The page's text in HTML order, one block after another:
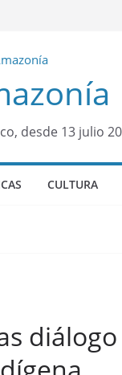
desde 13 julio
CULTURA
diálogo